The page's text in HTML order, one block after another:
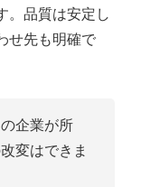
。品質は安定し
せ先も明確で
企業が所
変はできま